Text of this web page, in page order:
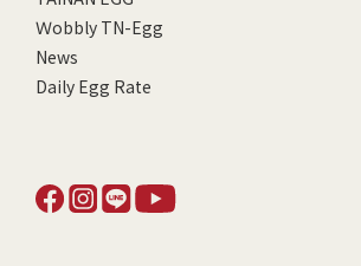
Ｗobbly TN-Egg
News
Daily Egg Rate